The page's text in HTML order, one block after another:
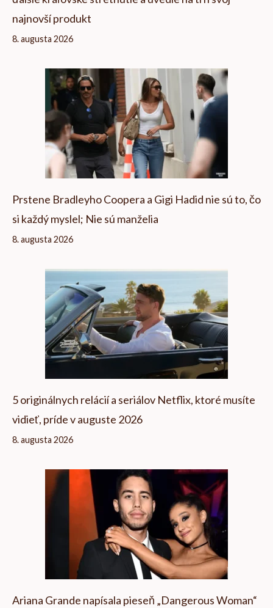
najnovší produkt
8. augusta 2026
Prstene Bradleyho Coopera a Gigi Hadid nie sú to, čo
si každý myslel; Nie sú manželia
8. augusta 2026
5 originálnych relácií a seriálov Netflix, ktoré musíte
vidieť, príde v auguste 2026
8. augusta 2026
Ariana Grande napísala pieseň „Dangerous Woman“